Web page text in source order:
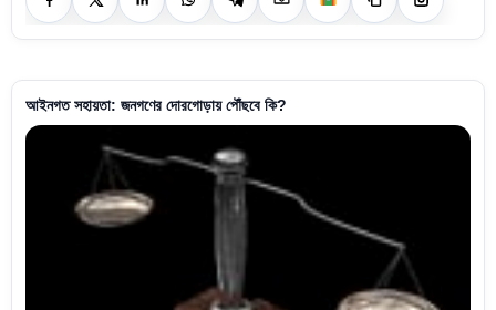
আইনগত সহায়তা: জনগণের দোরগোড়ায় পৌঁছবে কি?